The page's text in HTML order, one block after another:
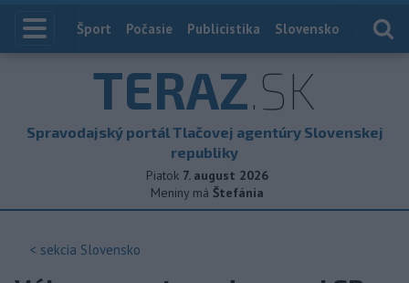
Index
Šport Počasie Publicistika Slovensko
TERAZ.SK
Spravodajský portál Tlačovej agentúry Slovenskej
republiky
Piatok 7. august 2026
Meniny má Štefánia
< sekcia Slovensko